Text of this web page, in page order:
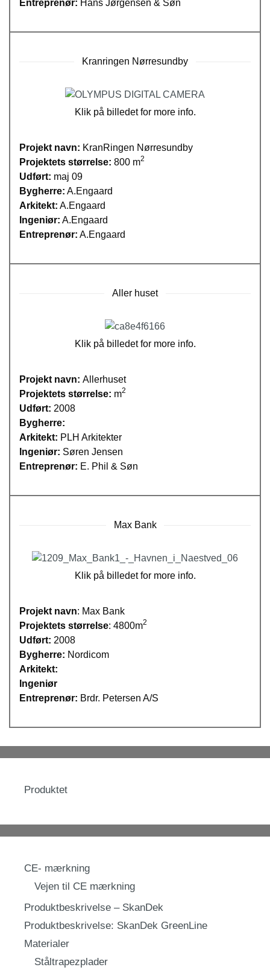
Entreprenør: Hans Jørgensen & Søn
Kranringen Nørresundby
Klik på billedet for more info.
Projekt navn: KranRingen Nørresundby
Projektets størrelse: 800 m2
Udført: maj 09
Bygherre: A.Engaard
Arkitekt: A.Engaard
Ingeniør: A.Engaard
Entreprenør: A.Engaard
Aller huset
Klik på billedet for more info.
Projekt navn: Allerhuset
Projektets størrelse: m2
Udført: 2008
Bygherre:
Arkitekt: PLH Arkitekter
Ingeniør: Søren Jensen
Entreprenør: E. Phil & Søn
Max Bank
Klik på billedet for more info.
Projekt navn: Max Bank
Projektets størrelse: 4800m2
Udført: 2008
Bygherre: Nordicom
Arkitekt:
Ingeniør
Entreprenør: Brdr. Petersen A/S
Produktet
CE- mærkning
Vejen til CE mærkning
Produktbeskrivelse – SkanDek
Produktbeskrivelse: SkanDek GreenLine
Materialer
Ståltrapezplader